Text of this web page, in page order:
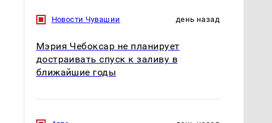
Новости Чувашии день назад
Мэрия Чебоксар не планирует
достраивать спуск к заливу в
ближайшие годы